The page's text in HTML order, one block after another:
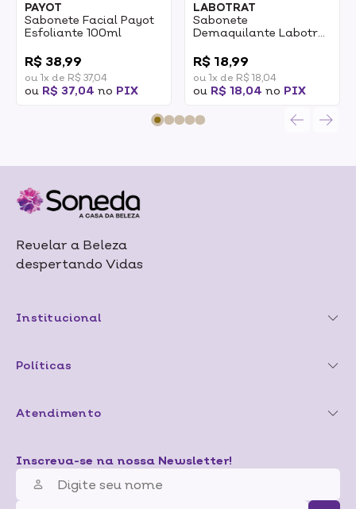
PAYOT
Sabonete Facial Payot
Esfoliante 100ml
R$ 38,99
ou 1x de R$ 37,04
ou R$ 37,04 no PIX
LABOTRAT
Sabonete
Demaquilante Labotrat
100ml
R$ 18,99
ou 1x de R$ 18,04
ou R$ 18,04 no PIX
Revelar a Beleza
despertando Vidas
Institucional
Políticas
Atendimento
Inscreva-se na nossa Newsletter!